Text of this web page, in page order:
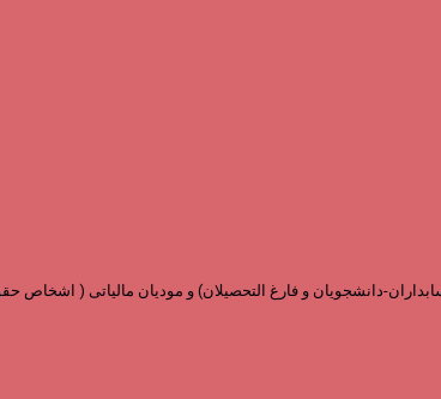
مالی و حسابداران-دانشجویان و فارغ التحصیلان) و مودیان مالیاتی (